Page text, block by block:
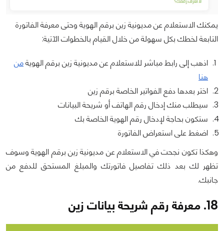
يمكنك الاستعلام عن مديونية زين برقم الهوية وحتى معرفة الفاتورة
التابعة لخطك بكل سهولة من خلال القيام بالخطوات الآتية:
اذهب إلى رابط مباشر للاستعلام عن مديونية زين برقم الهويةمن
هنا
اختر بعدها دفع الفواتير الخاصة برقم زين
سيطلب منك إدخال رقم الهاتف أو شريحة البيانات
ستكون بحاجة لإدخال رقم الهوية الخاصة بك
اضغط على استعراض الفاتورة
وهكذا تكون نجحت في الاستعلام عن مديونية زين برقم الهوية وسوف
تظهر لك بعد ذلك تفاصيل فاتورتك والمبلغ المستحق للدفع من
جانبك.
18. معرفة رقم شريحة بيانات زين